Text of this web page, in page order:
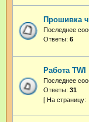
Прошивка
Последнее
Ответы: 6
Работа
Последнее
Ответы: 31